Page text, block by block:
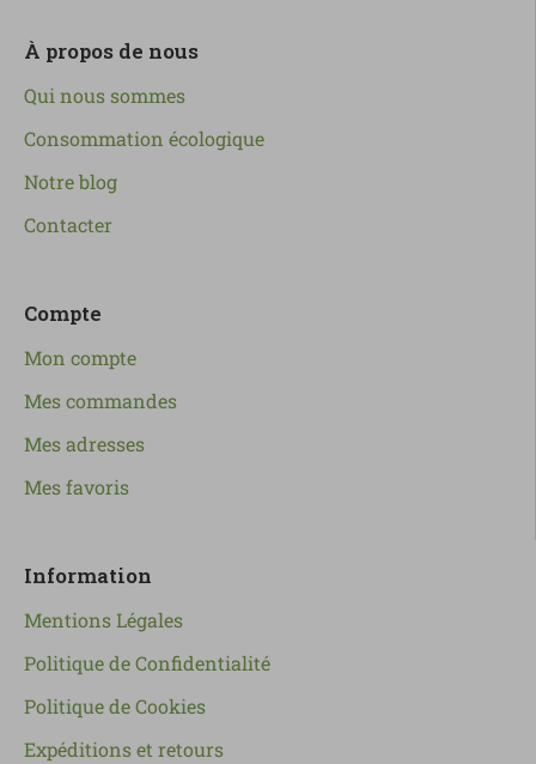
À propos de nous
Qui nous sommes
Consommation écologique
Notre blog
Contacter
Compte
Mon compte
Mes commandes
Mes adresses
Mes favoris
Information
Mentions Légales
Politique de Confidentialité
Politique de Cookies
Expéditions et retours